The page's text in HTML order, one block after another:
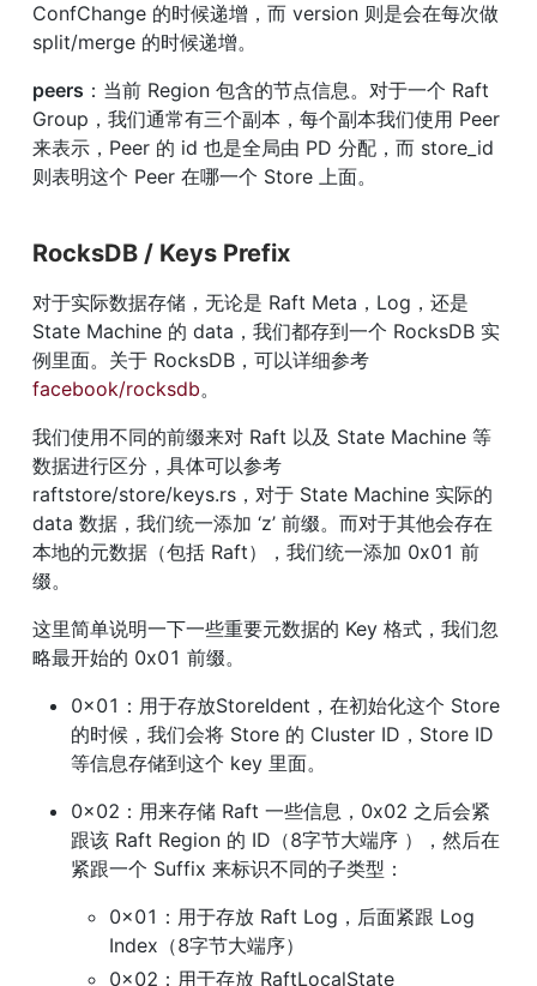
ConfChange 的时候递增，而 version 则是会在每次做
split/merge 的时候递增。
peers ：当前 Region 包含的节点信息。对于一个 Raft
Group，我们通常有三个副本，每个副本我们使用 Peer
来表示，Peer 的 id 也是全局由 PD 分配，而 store_id
则表明这个 Peer 在哪一个 Store 上面。
RocksDB / Keys Prefix
对于实际数据存储，无论是 Raft Meta，Log，还是
State Machine 的 data，我们都存到一个 RocksDB 实
例里面。关于 RocksDB，可以详细参考
facebook/rocksdb。
我们使用不同的前缀来对 Raft 以及 State Machine 等
数据进行区分，具体可以参考
raftstore/store/keys.rs，对于 State Machine 实际的
data 数据，我们统一添加 ‘z’ 前缀。而对于其他会存在
本地的元数据（包括 Raft），我们统一添加 0x01 前
缀。
这里简单说明一下一些重要元数据的 Key 格式，我们忽
略最开始的 0x01 前缀。
0x01：用于存放StoreIdent，在初始化这个 Store
的时候，我们会将 Store 的 Cluster ID，Store ID
等信息存储到这个 key 里面。
0x02：用来存储 Raft 一些信息，0x02 之后会紧
跟该 Raft Region 的 ID（8字节大端序 ），然后在
紧跟一个 Suffix 来标识不同的子类型：
0x01：用于存放 Raft Log，后面紧跟 Log
Index（8字节大端序）
0x02：用于存放 RaftLocalState